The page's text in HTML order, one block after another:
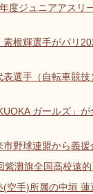
度ジュニアアスリ
素根輝選手がパリ
表選手（自転車競
ガールズ」
市野球連盟から義援
紫灘旗全国高校遠
(空手)所属の中垣